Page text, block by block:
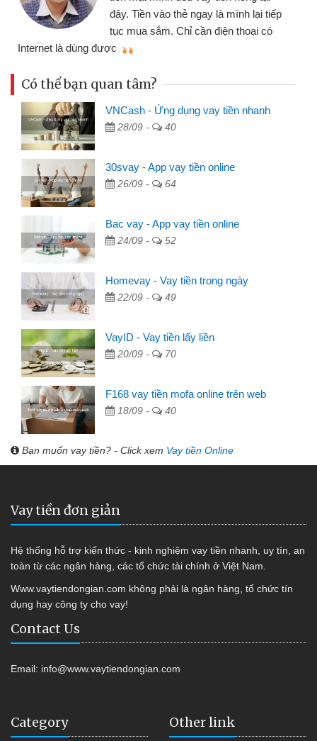
tiếp
đến website qua bạn bè giới thiệu tôi
đã giải quyết được công việc của
mình nhanh chóng
Có thể bạn quan tâm?
VNCash - Ứng dụng vay tiền nhanh
28/09 - 40
30svay - App vay tiền online
26/09 - 64
Bac vay - App vay tiền online
24/09 - 52
Homevay - Vay tiền trong ngày
22/09 - 49
VayID - Vay tiền lấy liền
20/09 - 70
F168 vay tiền mofa online trên web
18/09 - 40
Bạn muốn vay tiền? - Click xem Vay tiền Online
Vay tiền đơn giản
Hệ thống hỗ trợ kiến thức - kinh nghiệm vay tiền nhanh, uy tín, an
toàn từ các ngân hàng, các tổ chức tài chính ở Việt Nam.
Www.vaytiendongian.com không phải là ngân hàng, tổ chức tín
dụng hay công ty cho vay!
Contact Us
Email: info@www.vaytiendongian.com
Category Other link